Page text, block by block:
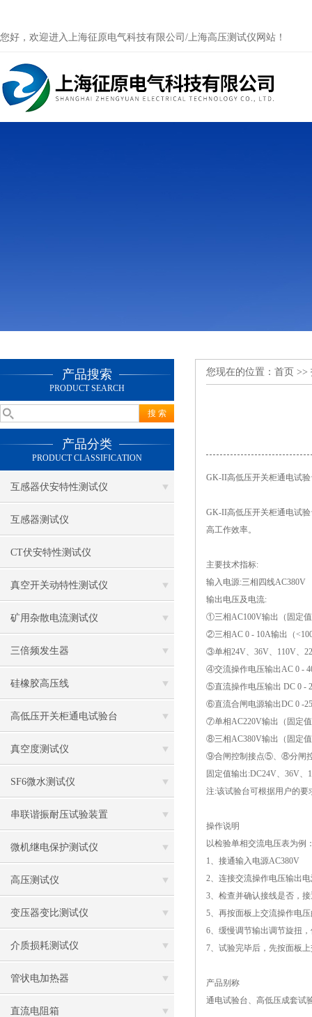
您好，欢迎进入上海征原电气科技有限公司/上海高压测试仪网站！
产品搜索
PRODUCT SEARCH
产品分类
PRODUCT CLASSIFICATION
互感器伏安特性测试仪
互感器测试仪
CT伏安特性测试仪
真空开关动特性测试仪
矿用杂散电流测试仪
三倍频发生器
硅橡胶高压线
高低压开关柜通电试验台
真空度测试仪
SF6微水测试仪
串联谐振耐压试验装置
微机继电保护测试仪
高压测试仪
变压器变比测试仪
介质损耗测试仪
管状电加热器
直流电阻箱
您现在的位置： 首页 >>
GK-II高低压开关柜通电试
GK-II高低压开关柜通电试
高工作效率。
主要技术指标:
输入电源:三相四线AC380V
输出电压及电流:
①三相AC100V输出（固定
②三相AC 0 - 10A输出（
③单相24V、36V、110V、
④交流操作电压输出AC 0 -
⑤直流操作电压输出 DC 0 -
⑥直流合闸电源输出DC 0 -
⑦单相AC220V输出（固定
⑧三相AC380V输出（固定
⑨合闸控制接点⑤、⑧分闸
固定值输出 :DC24V、36V、
注:该试验台可根据用户的要
操作说明
以检验单相交流电压表为例
1、接通输入电源AC380V
2、连接交流操作电压输出
3、检查并确认接线是否，
5、再按面板上交流操作电
6、缓慢调节输出调节旋扭
7、试验完毕后，先按面板
产品别称
通电试验台、高低压成套试